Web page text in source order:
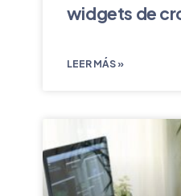
widgets de
LEER MÁS »